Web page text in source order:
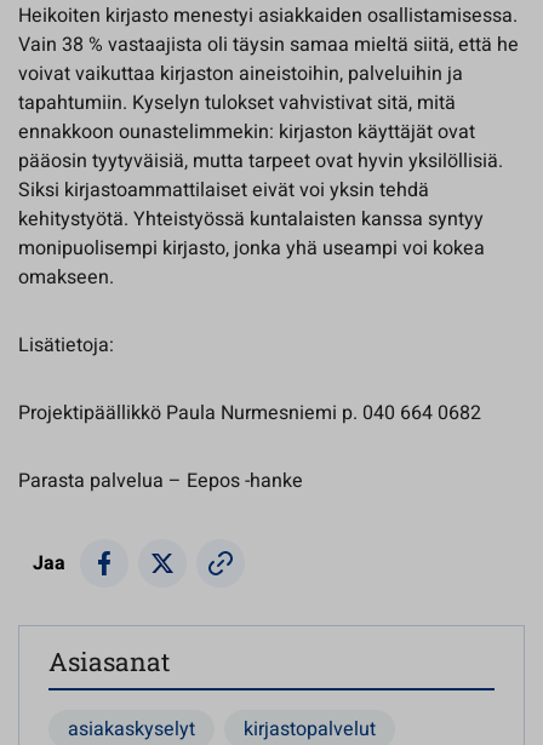
Heikoiten kirjasto menestyi asiakkaiden osallistamisessa.
Vain 38 % vastaajista oli täysin samaa mieltä siitä, että he
voivat vaikuttaa kirjaston aineistoihin, palveluihin ja
tapahtumiin. Kyselyn tulokset vahvistivat sitä, mitä
ennakkoon ounastelimmekin: kirjaston käyttäjät ovat
pääosin tyytyväisiä, mutta tarpeet ovat hyvin yksilöllisiä.
Siksi kirjastoammattilaiset eivät voi yksin tehdä
kehitystyötä. Yhteistyössä kuntalaisten kanssa syntyy
monipuolisempi kirjasto, jonka yhä useampi voi kokea
omakseen.
Lisätietoja:
Projektipäällikkö Paula Nurmesniemi p. 040 664 0682
Parasta palvelua – Eepos -hanke
Jaa
Asiasanat
asiakaskyselyt kirjastopalvelut